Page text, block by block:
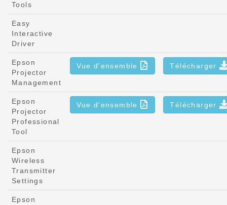
Tools
Easy
Interactive
Driver
Epson
Projector
Management
Vue d'ensemble Télécharger
Epson
Projector
Professional
Tool
Vue d'ensemble Télécharger
Epson
Wireless
Transmitter
Settings
Epson